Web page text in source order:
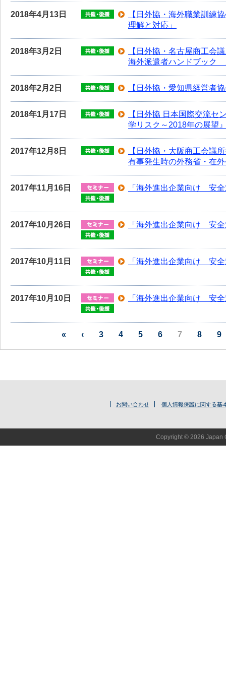
2018年4月13日
【日外協・海外職業訓練
理解と対応」
2018年3月2日
【日外協・名古屋商工会
海外派遣者ハンドブック
2018年2月2日 【日外協・愛知県経営者
2018年1月17日
【日外協 日本国際交流
学リスク～2018年の展望
2017年12月8日
【日外協・大阪商工会議
有事発生時の外務省・在
2017年11月16日 「海外進出企業向け 安
2017年10月26日 「海外進出企業向け 安
2017年10月11日 「海外進出企業向け 安
2017年10月10日 「海外進出企業向け 安
« ‹ 3 4 5 6 7 8 9
お問い合わせ 個人情報保護に関する基
Copyright © 2026 Japan